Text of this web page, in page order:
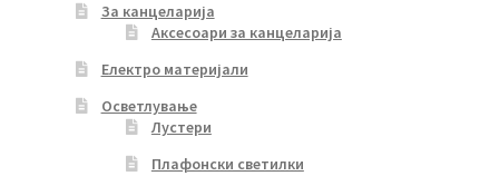
За канцеларија
Аксесоари за канцеларија
Електро материјали
Осветлување
Лустери
Плафонски светилки